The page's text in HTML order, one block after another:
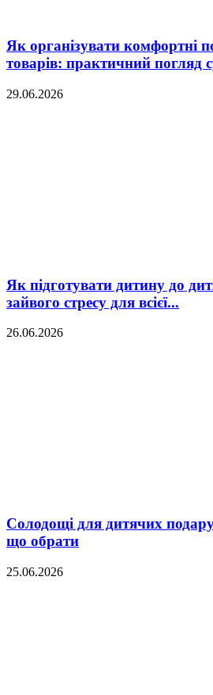
Як організувати комфортні
товарів: практичний погляд
29.06.2026
Як підготувати дитину до
зайвого стресу для всієї...
26.06.2026
Солодощі для дитячих
що обрати
25.06.2026